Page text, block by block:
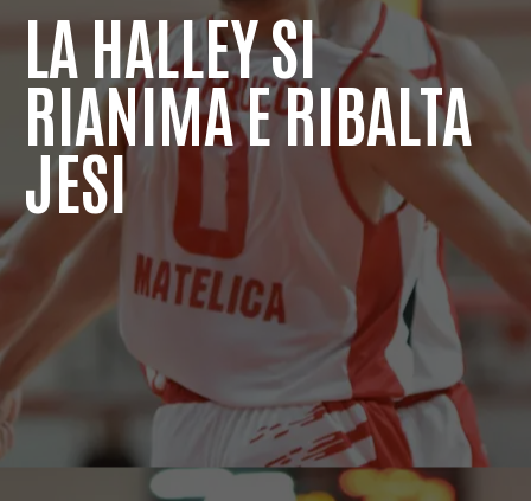
LA HALLEY SI
RIANIMA E RIBALTA
JESI